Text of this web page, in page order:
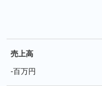
売上高
-百万円